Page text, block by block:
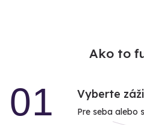
Ako to
01 Vyberte
Pre seba alebo